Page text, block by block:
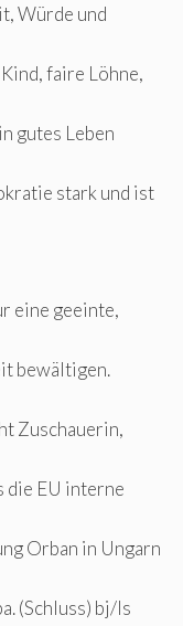
Würde und
faire Löhne,
gutes Leben
stark und ist
eine geeinte,
bewältigen.
Zuschauerin,
die EU interne
Orban in Ungarn
(Schluss) bj/ls